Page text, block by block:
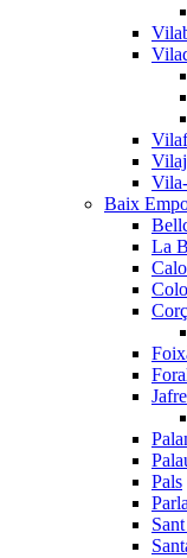
Baix
La
Jafre
Pals